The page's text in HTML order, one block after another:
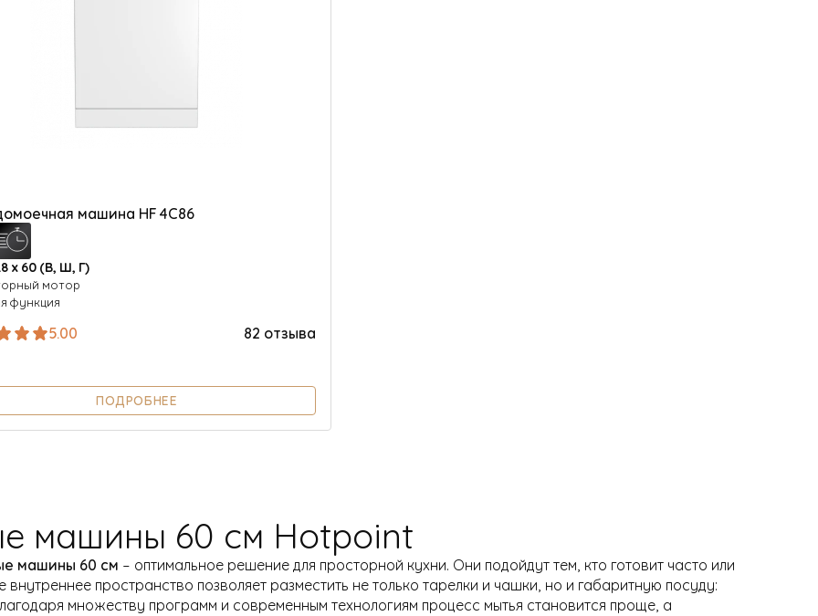
машина HF 4C86
х 60 (В, Ш, Г)
мотор
функция
5.00 82 отзыва
ПОДРОБНЕЕ
машины 60 см Hotpoint
машины 60 см – оптимальное решение для просторной кухни. Они подойдут тем, кто готовит часто или
пространство позволяет разместить не только тарелки и чашки, но и габаритную посуду:
множеству программ и современным технологиям процесс мытья становится проще, а